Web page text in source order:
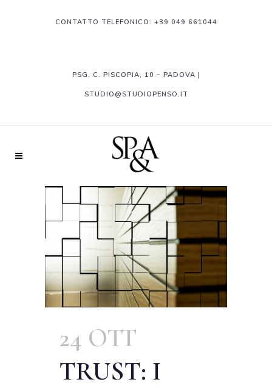
CONTATTO TELEFONICO: +39 049 661044
PSG. C. PISCOPIA, 10 – PADOVA |
STUDIO@STUDIOPENSO.IT
24 OTT
TRUST: I